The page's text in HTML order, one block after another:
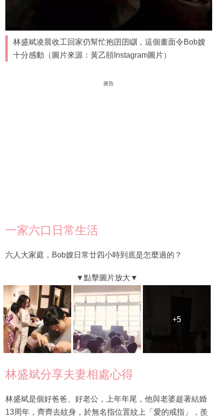
林盛斌凌晨收工回家仍幫忙抱囝囝瞓，這個畫面令Bob嫂
十分感動（圖片來源：黃乙頤Instagram圖片）
廣告
一家六口日常生活
六人大家庭，Bob嫂日常廿四小時到底是怎麼過的？
+5
+5
林盛斌分享夫妻相處心得
林盛斌是個好爸爸、好老公，上年年尾，他與老婆趁著結婚
13周年，齊齊去紋身，於無名指位置紋上「愛的戒指」，羨